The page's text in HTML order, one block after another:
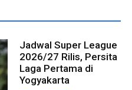
Jadwal Super League
2026/27 Rilis, Persita
Laga Pertama di
Yogyakarta